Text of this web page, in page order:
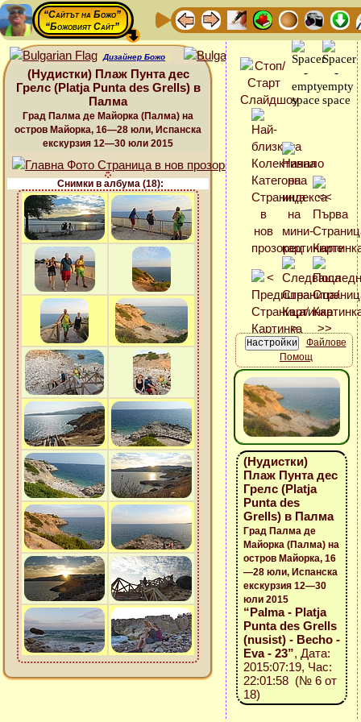
“Сайтът на Божо”
“Божовият Сайт”
Дизайнер Божо
(Нудистки) Плаж Пунта дес
Грелс (Platja Punta des Grells) в
Палма
Град Палма де Майорка (Палма) на
остров Майорка, 16—28 юли, Испанска
екскурзия 12—30 юли 2015
Снимки в албума (18):
Файлове
Помощ
(Нудистки)
Плаж Пунта дес
Грелс (Platja
Punta des
Grells) в Палма
Град Палма де
Майорка (Палма) на
остров Майорка, 16
—28 юли, Испанска
екскурзия 12—30
юли 2015
“Palma - Platja
Punta des Grells
(nusist) - Becho -
Eva - 23”, Дата:
2015:07:19, Час:
22:01:58 (№ 6 от
18)